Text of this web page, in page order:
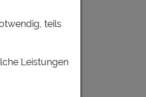
teils
Leistungen